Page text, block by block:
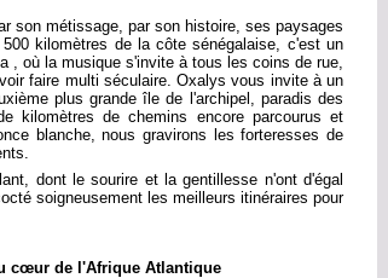
son métissage, par son histoire, ses paysages
kilomètres de la côte sénégalaise, c'est un
, où la musique s'invite à tous les coins de rue,
faire multi séculaire. Oxalys vous invite à un
plus grande île de l'archipel, paradis des
kilomètres de chemins encore parcourus et
blanche, nous gravirons les forteresses de
dont le sourire et la gentillesse n'ont d'égal
soigneusement les meilleurs itinéraires pour
cœur de l'Afrique Atlantique